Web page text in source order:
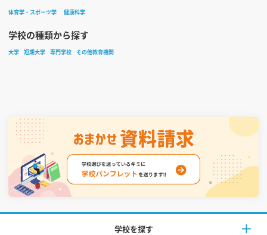
体育学・スポーツ学 健康科学
学校の種類から探す
大学 短期大学 専門学校 その他教育機関
学校を探す